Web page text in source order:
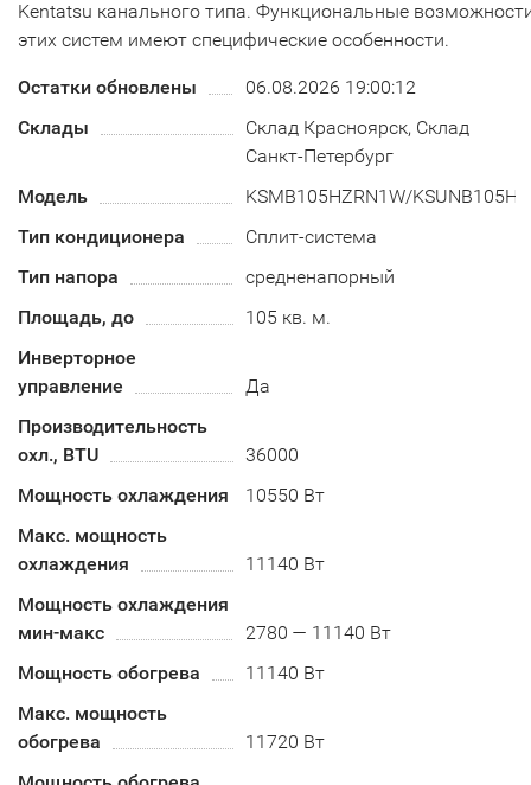
Kentatsu канального типа. Функциональные
этих систем имеют специфические особенности.
Остатки обновлены
06.08.2026 19:00:12
Склады
Склад Красноярск, Склад
Санкт-Петербург
Модель
KSMB105HZRN1W/
Тип кондиционера
Сплит-система
Тип напора
средненапорный
Площадь, до
105 кв. м.
Инверторное
управление
Да
Производительность
охл., BTU
36000
Мощность охлаждения
10550 Вт
Макс. мощность
охлаждения
11140 Вт
Мощность охлаждения
мин-макс
2780 — 11140 Вт
Мощность обогрева
11140 Вт
Макс. мощность
обогрева
11720 Вт